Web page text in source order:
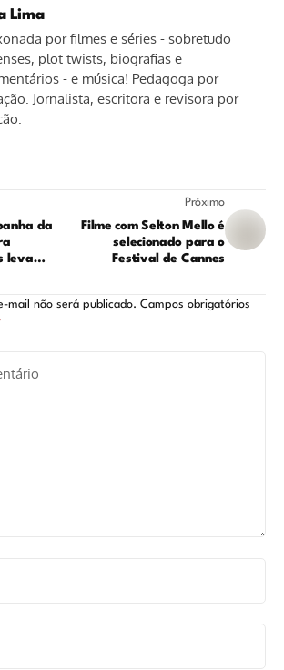
Lima
por filmes e séries - sobretudo
plot twists, biografias e
- e música! Pedagoga por
Jornalista, escritora e revisora por
da
leva
Próximo
Filme com Selton Mello é
selecionado para o
Festival de Cannes
mail não será publicado. Campos obrigatórios